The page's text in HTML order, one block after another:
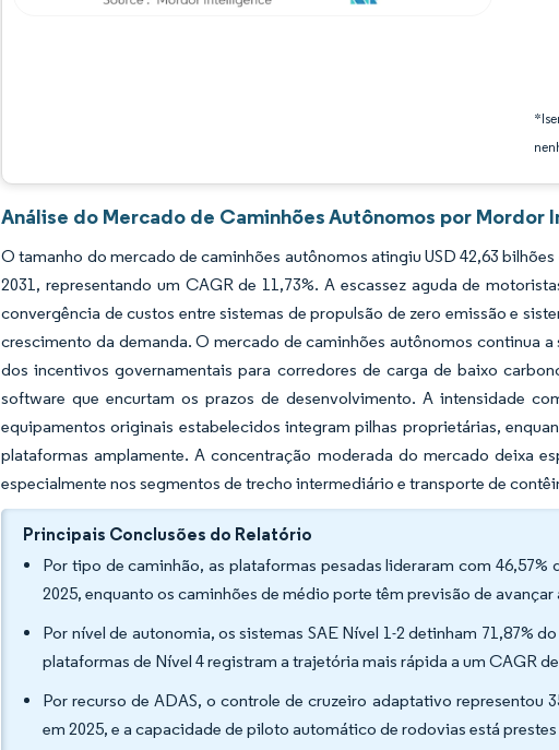
Análise do Mercado de Caminhões Autônomos por Mordor
O tamanho do mercado de caminhões autônomos atingiu USD 42,63
2031, representando um CAGR de 11,73%. A escassez aguda de
convergência de custos entre sistemas de propulsão de zero emissão e
crescimento da demanda. O mercado de caminhões autônomos continua
dos incentivos governamentais para corredores de carga de baixo
software que encurtam os prazos de desenvolvimento. A intensidade
equipamentos originais estabelecidos integram pilhas proprietárias,
plataformas amplamente. A concentração moderada do mercado deixa
especialmente nos segmentos de trecho intermediário e transporte de
Principais Conclusões do Relatório
Por tipo de caminhão, as plataformas pesadas lideraram com
2025, enquanto os caminhões de médio porte têm previsão de avançar
Por nível de autonomia, os sistemas SAE Nível 1-2 detinham 71,87%
plataformas de Nível 4 registram a trajetória mais rápida a um CAGR de
Por recurso de ADAS, o controle de cruzeiro adaptativo representou
em 2025, e a capacidade de piloto automático de rodovias está